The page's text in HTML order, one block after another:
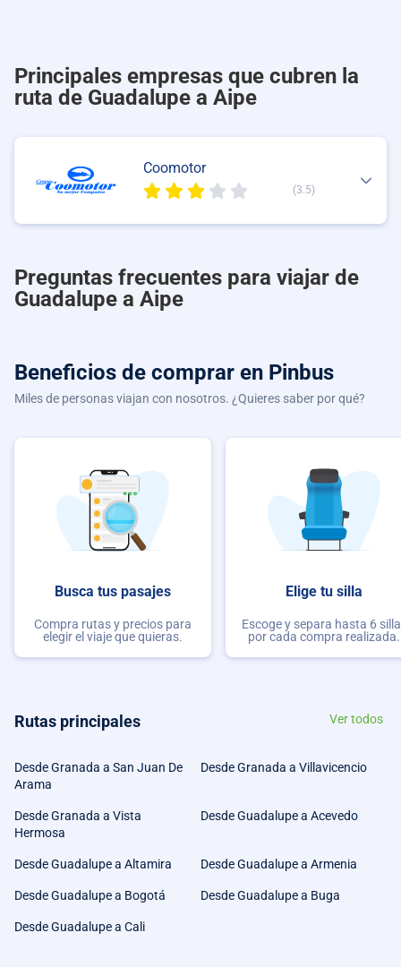
Principales empresas que cubren la
ruta de Guadalupe a Aipe
Coomotor
(3.5)
Preguntas frecuentes para viajar de
Guadalupe a Aipe
Beneficios de comprar en Pinbus
Miles de personas viajan con nosotros. ¿Quieres saber por qué?
Busca tus pasajes
Compra rutas y precios para
elegir el viaje que quieras.
Elige tu silla
Escoge y separa hasta 6
por cada compra realizada.
Rutas principales Ver todos
Desde Granada a San Juan De
Arama
Desde Granada a Villavicencio
Desde Granada a Vista
Hermosa
Desde Guadalupe a Acevedo
Desde Guadalupe a Altamira Desde Guadalupe a Armenia
Desde Guadalupe a Bogotá Desde Guadalupe a Buga
Desde Guadalupe a Cali